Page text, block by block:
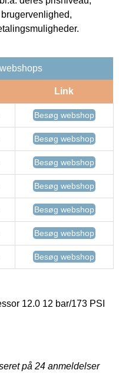
Link
Besøg webshop
Besøg webshop
Besøg webshop
Besøg webshop
Besøg webshop
Besøg webshop
Besøg webshop
12.0 12 bar/173 PSI
på 24 anmeldelser